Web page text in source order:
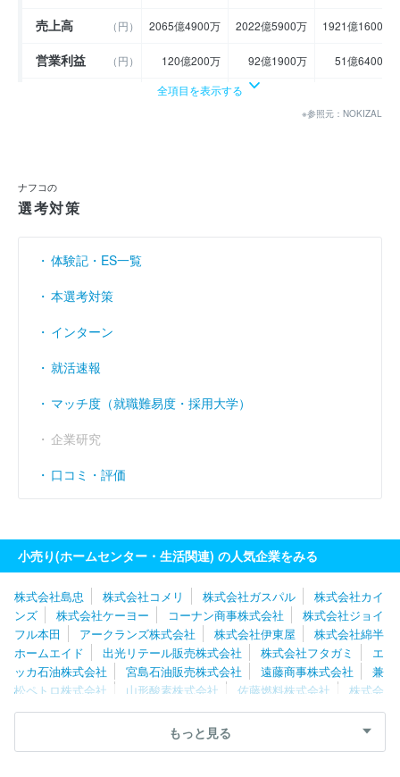
売上高 （円） 2065億4900万 2022億5900万 1921億1600万
営業利益 （円） 120億200万 92億1900万 51億6400万
125億7200万
売上伸び率
営業利益率 （％） 5.81 4.56 2.69
経常利益率 （％）
全項目を表示する
※参照元：NOKIZAL
ナフコの
選考対策
体験記・ES一覧
本選考対策
インターン
就活速報
マッチ度（就職難易度・採用大学）
企業研究
口コミ・評価
小売り(ホームセンター・生活関連) の人気企業をみる
株式会社島忠 株式会社コメリ 株式会社ガスパル
株式会社カイ
ンズ
株式会社ケーヨー コーナン商事株式会社
株式会社ジョイ
フル本田
アークランズ株式会社 株式会社伊東屋
株式会社綿半
ホームエイド
出光リテール販売株式会社 株式会社フタガミ
エ
ッカ石油株式会社
宮島石油販売株式会社 遠藤商事株式会社
兼
松ペトロ株式会社
山形酸素株式会社 佐藤燃料株式会社
株式会
社カンセキ
株式会社タカサワ
株式会社ホームインプルーブメン
浪田石油株式会社 西村ジョイ株式会社
ロイヤルホー
ムセンター株式会社
もっと見る